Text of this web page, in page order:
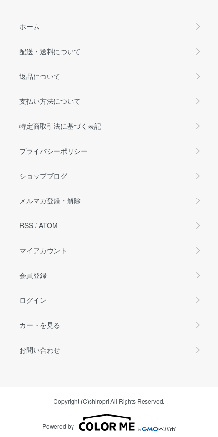
ホーム
配送・送料について
返品について
支払い方法について
特定商取引法に基づく表記
プライバシーポリシー
ショップブログ
メルマガ登録・解除
RSS / ATOM
マイアカウント
会員登録
ログイン
カートを見る
お問い合わせ
Copyright (C)shiropri All Rights Reserved.
Powered by